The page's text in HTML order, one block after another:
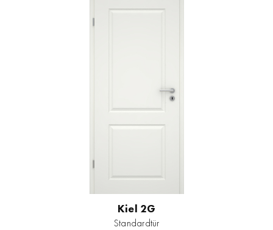
Kiel 2G
Standardtür